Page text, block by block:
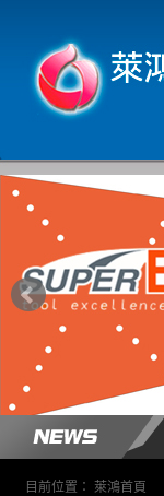
目前位置： 萊鴻首頁